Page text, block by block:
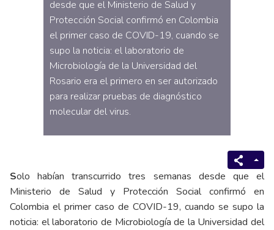
desde que el Ministerio de Salud y
Protección Social confirmó en Colombia
el primer caso de COVID-19, cuando se
supo la noticia: el laboratorio de
Microbiología de la Universidad del
Rosario era el primero en ser autorizado
para realizar pruebas de diagnóstico
molecular del virus.
Solo habían transcurrido tres semanas desde que el
Ministerio de Salud y Protección Social confirmó en
Colombia el primer caso de COVID-19, cuando se supo la
noticia: el laboratorio de Microbiología de la Universidad del